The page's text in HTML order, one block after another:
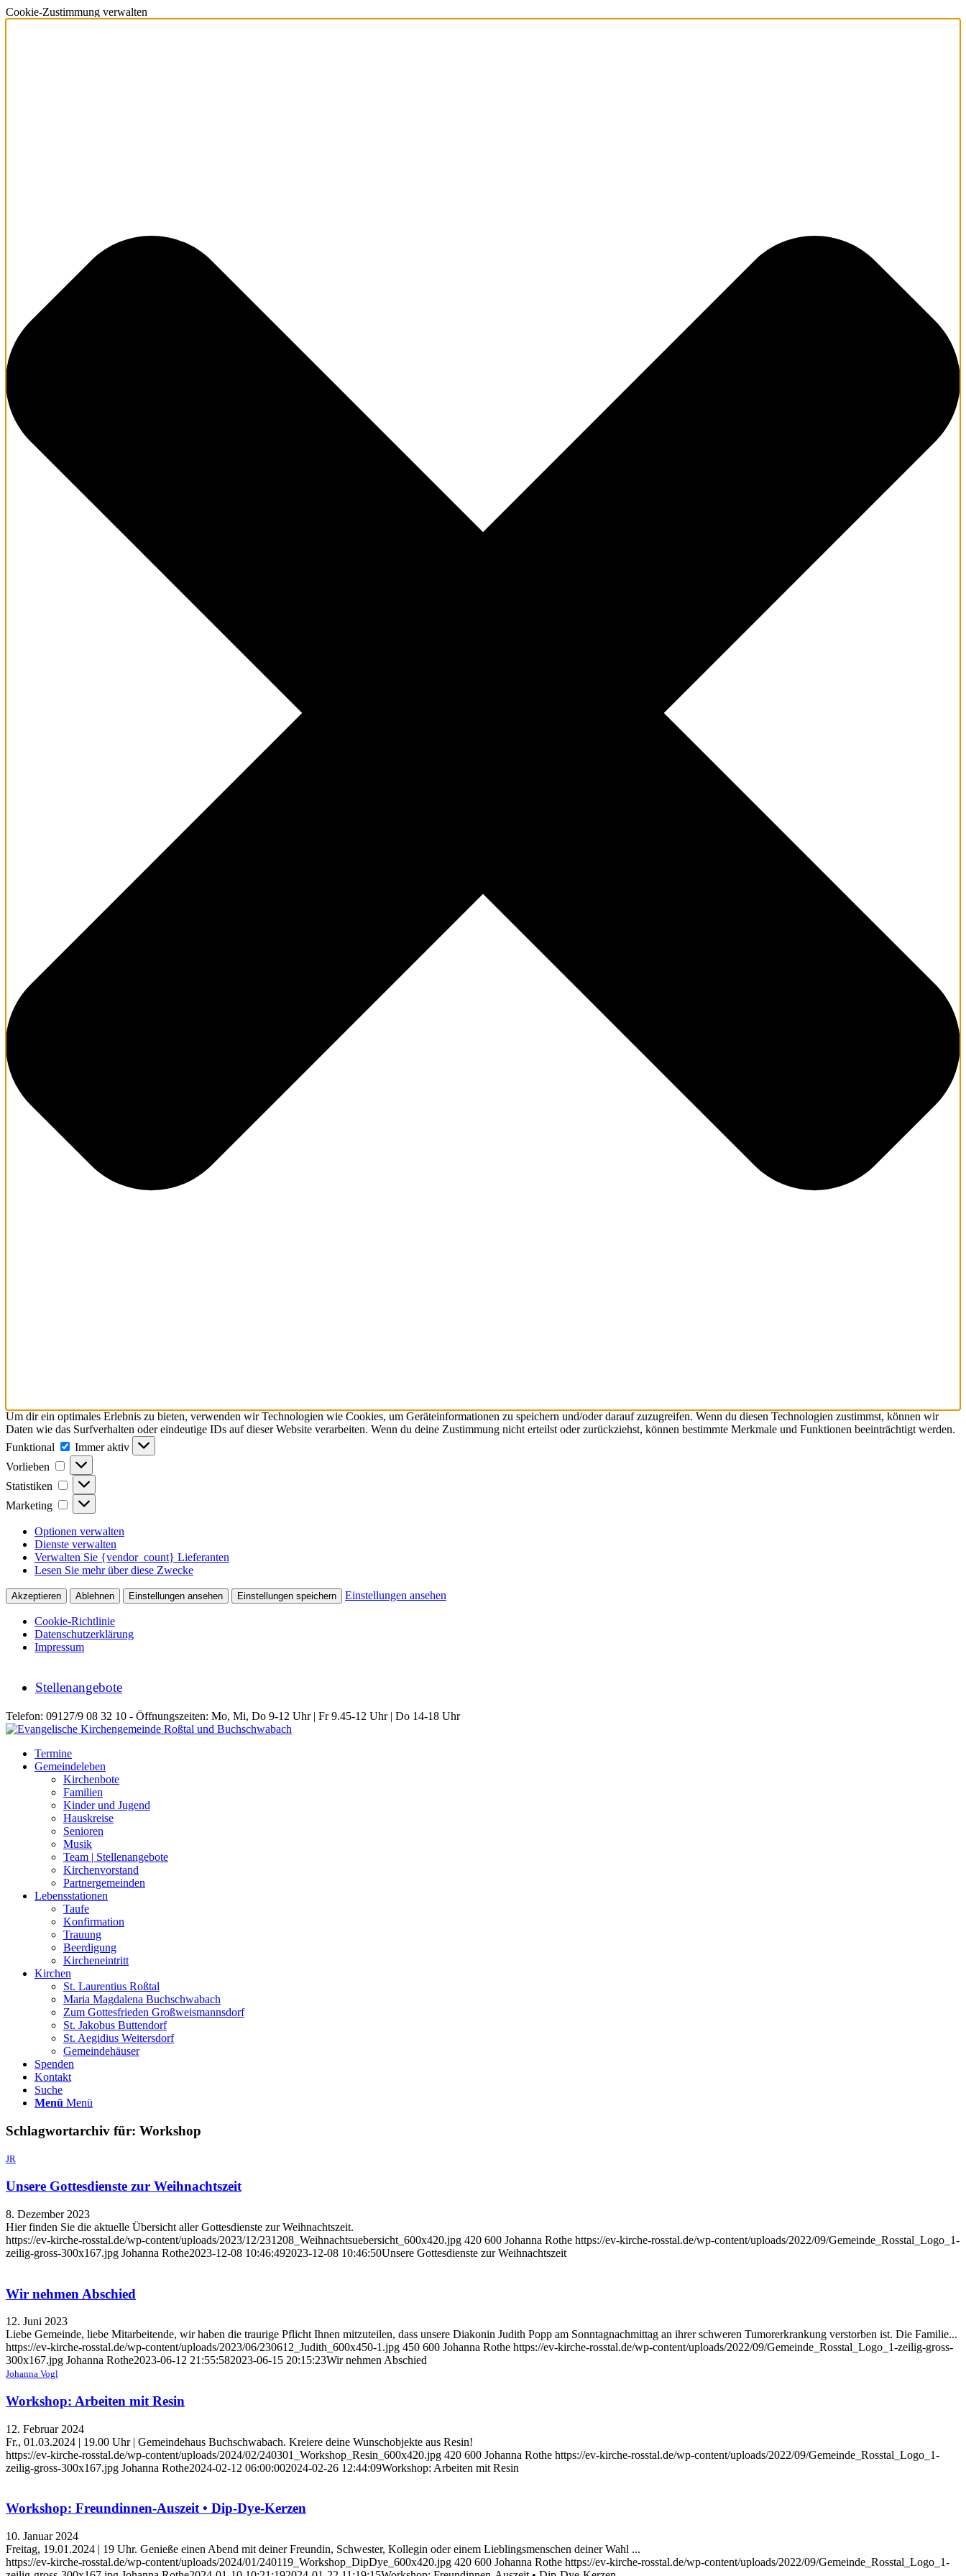
Cookie-Zustimmung verwalten
Um dir ein optimales Erlebnis zu bieten, verwenden wir Technologien wie Cookies, um Geräteinformationen zu speichern und/oder darauf zuzugreifen. Wenn du diesen Technologien zustimmst, können wir
Daten wie das Surfverhalten oder eindeutige IDs auf dieser Website verarbeiten. Wenn du deine Zustimmung nicht erteilst oder zurückziehst, können bestimmte Merkmale und Funktionen beeinträchtigt werden.
Funktional
Funktional
Immer aktiv
Vorlieben
Vorlieben
Statistiken Statistiken
Marketing Marketing
Optionen verwalten
Dienste verwalten
Verwalten Sie {vendor_count} Lieferanten
Lesen Sie mehr über diese Zwecke
Akzeptieren Ablehnen Einstellungen ansehen Einstellungen speichern Einstellungen ansehen
Cookie-Richtlinie
Datenschutzerklärung
Impressum
Stellenangebote
Telefon: 09127/9 08 32 10 - Öffnungszeiten: Mo, Mi, Do 9-12 Uhr | Fr 9.45-12 Uhr | Do 14-18 Uhr
Termine
Gemeindeleben
Kirchenbote
Familien
Kinder und Jugend
Hauskreise
Senioren
Musik
Team | Stellenangebote
Kirchenvorstand
Partnergemeinden
Lebensstationen
Taufe
Konfirmation
Trauung
Beerdigung
Kircheneintritt
Kirchen
St. Laurentius Roßtal
Maria Magdalena Buchschwabach
Zum Gottesfrieden Großweismannsdorf
St. Jakobus Buttendorf
St. Aegidius Weitersdorf
Gemeindehäuser
Spenden
Kontakt
Suche
Menü Menü
Schlagwortarchiv für: Workshop
JR
Unsere Gottesdienste zur Weihnachtszeit
8. Dezember 2023
Hier finden Sie die aktuelle Übersicht aller Gottesdienste zur Weihnachtszeit.
https://ev-kirche-rosstal.de/wp-content/uploads/2023/12/231208_Weihnachtsuebersicht_600x420.jpg 420 600 Johanna Rothe https://ev-kirche-rosstal.de/wp-content/uploads/2022/09/Gemeinde_Rosstal_Logo_1-
zeilig-gross-300x167.jpg Johanna Rothe2023-12-08 10:46:492023-12-08 10:46:50Unsere Gottesdienste zur Weihnachtszeit
Wir nehmen Abschied
12. Juni 2023
Liebe Gemeinde, liebe Mitarbeitende, wir haben die traurige Pflicht Ihnen mitzuteilen, dass unsere Diakonin Judith Popp am Sonntagnachmittag an ihrer schweren Tumorerkrankung verstorben ist. Die Familie...
https://ev-kirche-rosstal.de/wp-content/uploads/2023/06/230612_Judith_600x450-1.jpg 450 600 Johanna Rothe https://ev-kirche-rosstal.de/wp-content/uploads/2022/09/Gemeinde_Rosstal_Logo_1-zeilig-gross-
300x167.jpg Johanna Rothe2023-06-12 21:55:582023-06-15 20:15:23Wir nehmen Abschied
Johanna Vogl
Workshop: Arbeiten mit Resin
12. Februar 2024
Fr., 01.03.2024 | 19.00 Uhr | Gemeindehaus Buchschwabach. Kreiere deine Wunschobjekte aus Resin!
https://ev-kirche-rosstal.de/wp-content/uploads/2024/02/240301_Workshop_Resin_600x420.jpg 420 600 Johanna Rothe https://ev-kirche-rosstal.de/wp-content/uploads/2022/09/Gemeinde_Rosstal_Logo_1-
zeilig-gross-300x167.jpg Johanna Rothe2024-02-12 06:00:002024-02-26 12:44:09Workshop: Arbeiten mit Resin
Workshop: Freundinnen-Auszeit • Dip-Dye-Kerzen
10. Januar 2024
Freitag, 19.01.2024 | 19 Uhr. Genieße einen Abend mit deiner Freundin, Schwester, Kollegin oder einem Lieblingsmenschen deiner Wahl ...
https://ev-kirche-rosstal.de/wp-content/uploads/2024/01/240119_Workshop_DipDye_600x420.jpg 420 600 Johanna Rothe https://ev-kirche-rosstal.de/wp-content/uploads/2022/09/Gemeinde_Rosstal_Logo_1-